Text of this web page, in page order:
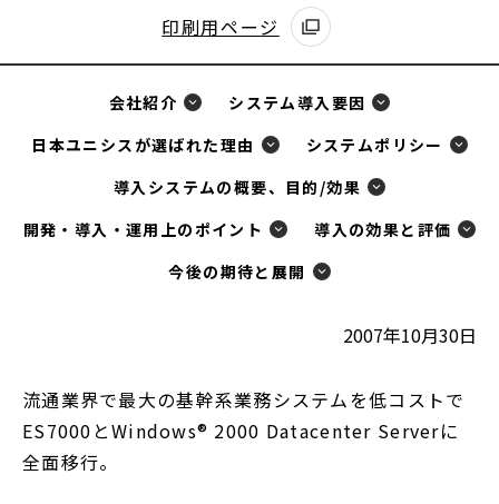
ウ
ィ
ド
ウ
開
く
印刷用ページ
別
ウ
ィ
ン
ウ
で
開
会社紹介
システム導入要因
日本ユニシスが選ばれた理由
システムポリシー
導入システムの概要、目的/効果
開発・導入・運用上のポイント
導入の効果と評価
今後の期待と展開
2007年10月30日
流通業界で最大の基幹系業務システムを低コストで
ES7000とWindows® 2000 Datacenter Serverに
全面移行。